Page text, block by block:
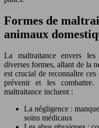
Formes de
animaux
La maltraitance envers les
diverses formes, allant de la
est crucial de reconnaître
prévenir et les
maltraitance incluent :
La négligence :
soins médicaux